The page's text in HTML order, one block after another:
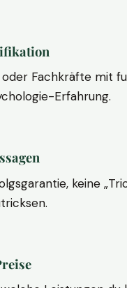
oder Fachkräfte mit
Erfahrung.
keine